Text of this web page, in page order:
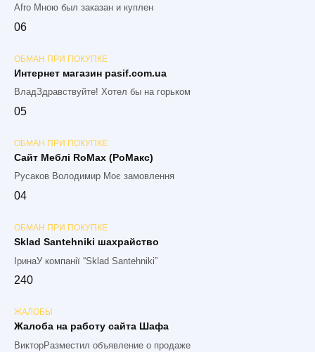
Afro Мною был заказан и куплен
06
ОБМАН ПРИ ПОКУПКЕ
Интернет магазин pasif.com.ua
ВладЗдравствуйте! Хотел бы на горьком
05
ОБМАН ПРИ ПОКУПКЕ
Сайт Меблі RoMax (РоМакс)
Русаков Володимир Моє замовлення
04
ОБМАН ПРИ ПОКУПКЕ
Sklad Santehniki шахрайство
ІринаУ компанії “Sklad Santehniki”
240
ЖАЛОБЫ
Жалоба на работу сайта Шафа
ВикторРазместил объявление о продаже